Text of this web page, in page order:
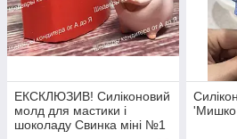
ЕКСКЛЮЗИВ! Силіконовий
молд для мастики і
шоколаду Свинка міні №1
'Мишко